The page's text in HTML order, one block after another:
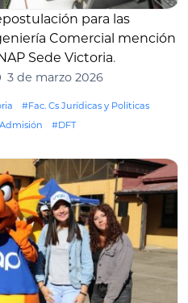
para las
Comercial mención
Sede Victoria.
3 de marzo 2026
#Fac. Cs Jurídicas y Políticas
#DFT